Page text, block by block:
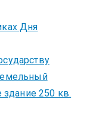
Дня
здание 250 кв.